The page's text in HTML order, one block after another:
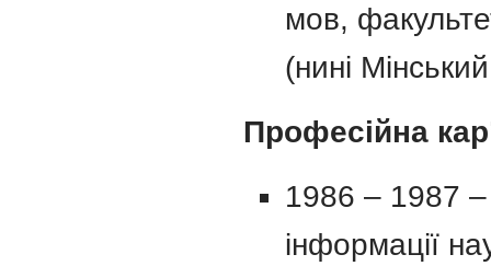
мов,
(нині
Професійна
1986 – 1987 –
інформації